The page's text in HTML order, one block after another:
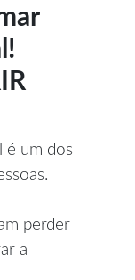
é um dos
perder
a